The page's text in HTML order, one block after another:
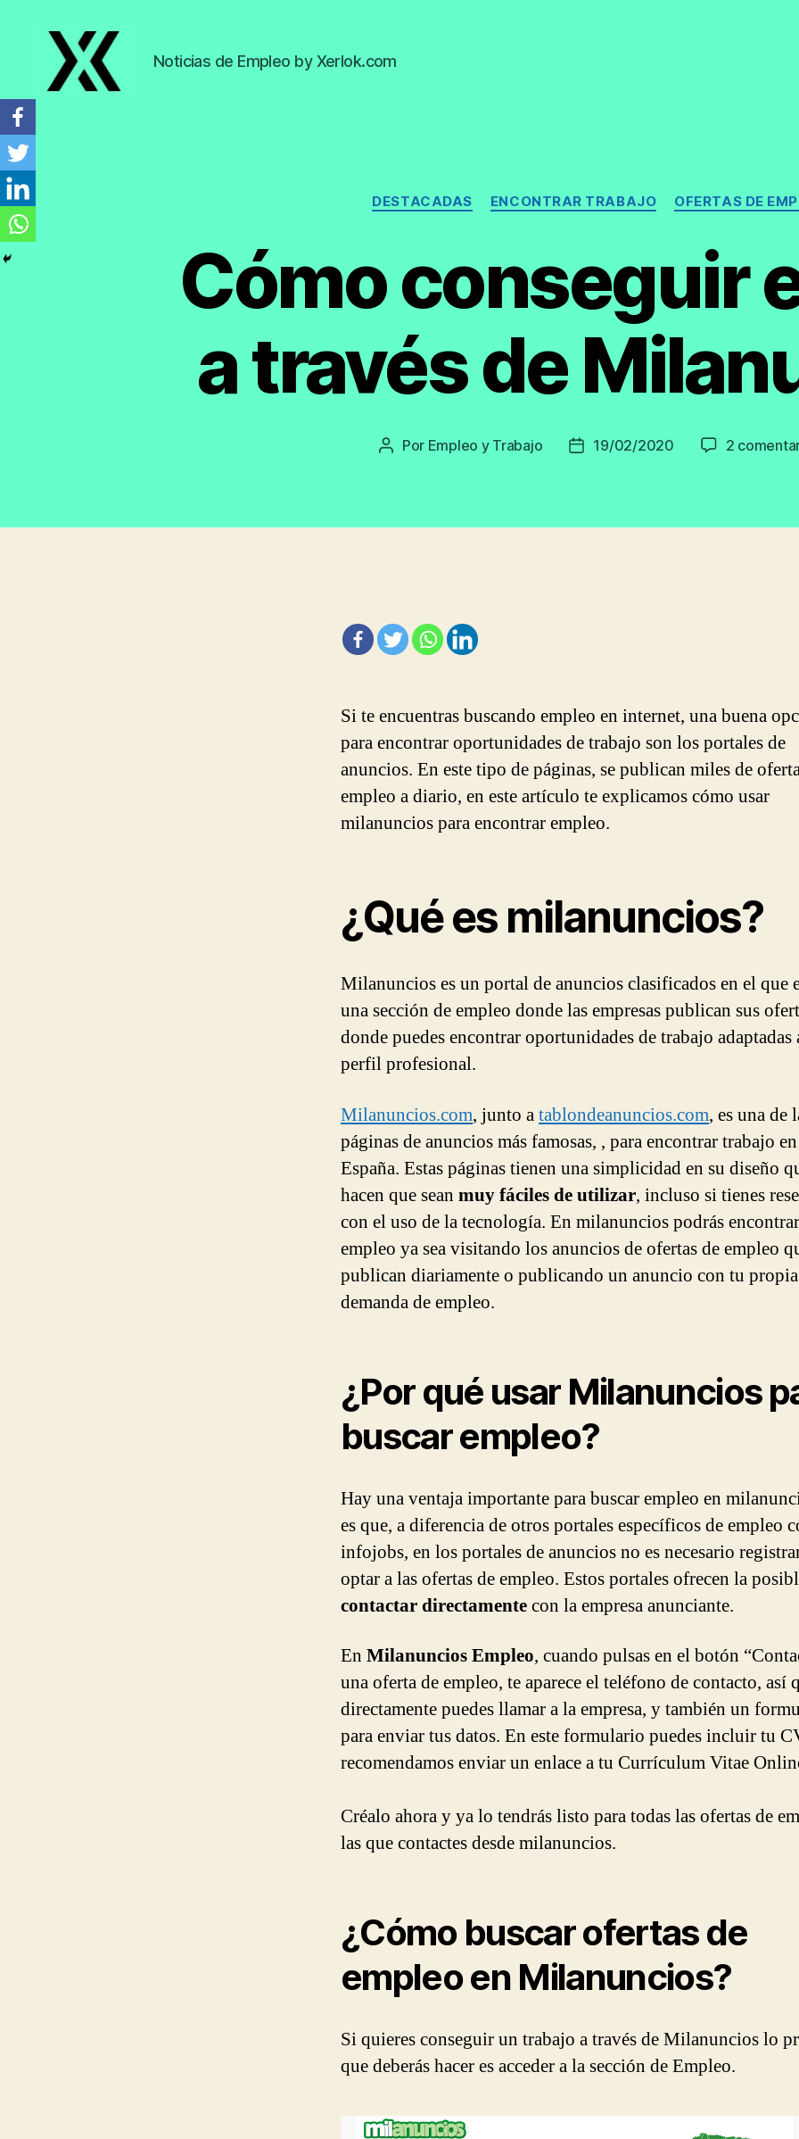
Noticias de Empleo by Xerlok.com
Categorías
DESTACADAS ENCONTRAR TRABAJO OFERTAS DE
Cómo conseguir
a través de
Autor
Por Empleo y Trabajo
Fecha19/02/2020 2
Si te encuentras buscando empleo en internet, una buena
para encontrar oportunidades de trabajo son los portales de
anuncios. En este tipo de páginas, se publican miles de
empleo a diario, en este artículo te explicamos cómo usar
milanuncios para encontrar empleo.
¿Qué es milanuncios?
Milanuncios es un portal de anuncios clasificados en el que
una sección de empleo donde las empresas publican sus
donde puedes encontrar oportunidades de trabajo adaptadas
perfil profesional.
Milanuncios.com, junto atablondeanuncios.com, es una de
páginas de anuncios más famosas, , para encontrar trabajo
España. Estas páginas tienen una simplicidad en su diseño
hacen que sean muy fáciles de utilizar, incluso si tienes
con el uso de la tecnología. En milanuncios podrás encontrar
empleo ya sea visitando los anuncios de ofertas de empleo
publican diariamente o publicando un anuncio con tu propia
demanda de empleo.
¿Por qué usar Milanuncios
buscar empleo?
Hay una ventaja importante para buscar empleo en
es que, a diferencia de otros portales específicos de empleo
infojobs, en los portales de anuncios no es necesario
optar a las ofertas de empleo. Estos portales ofrecen la
contactar directamentecon la empresa anunciante.
En Milanuncios Empleo, cuando pulsas en el botón
una oferta de empleo, te aparece el teléfono de contacto, así
directamente puedes llamar a la empresa, y también un
para enviar tus datos. En este formulario puedes incluir tu
recomendamos enviar un enlace a tu Currículum Vitae
Créalo ahora y ya lo tendrás listo para todas las ofertas de
las que contactes desde milanuncios.
¿Cómo buscar ofertas de
empleo en Milanuncios?
Si quieres conseguir un trabajo a través de Milanuncios lo
que deberás hacer es acceder a la sección de Empleo.